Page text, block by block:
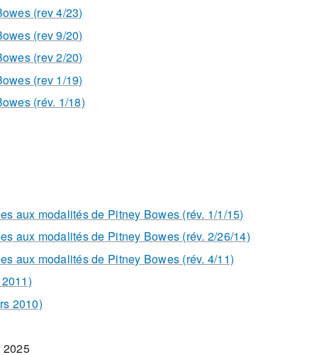
(rev 4/23)
(rev 9/20)
(rev 2/20)
(rev 1/19)
(rév. 1/18)
aux modalités de Pitney Bowes (rév. 1/1/15)
aux modalités de Pitney Bowes (rév. 2/26/14)
aux modalités de Pitney Bowes (rév. 4/11)
2010)
2025